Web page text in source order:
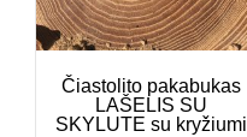
Čiastolito pakabukas
LAŠELIS SU
SKYLUTE su kryžiumi